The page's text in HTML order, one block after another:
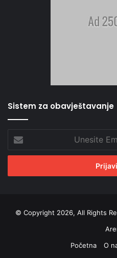
Sistem za obavještavanje
Email
adresu
© Copyright 2026, All Rights
Početna
O